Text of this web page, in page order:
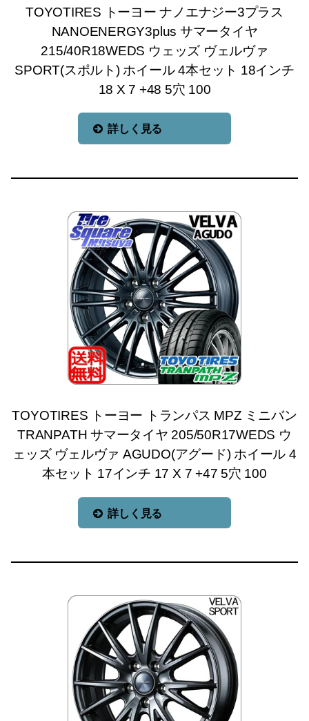
TOYOTIRES トーヨー ナノエナジー3プラス
NANOENERGY3plus サマータイヤ
215/40R18WEDS ウェッズ ヴェルヴァ
SPORT(スポルト) ホイール 4本セット 18インチ
18 X 7 +48 5穴 100
詳しく見る
TOYOTIRES トーヨー トランパス MPZ ミニバン
TRANPATH サマータイヤ 205/50R17WEDS ウ
ェッズ ヴェルヴァ AGUDO(アグード) ホイール 4
本セット 17インチ 17 X 7 +47 5穴 100
詳しく見る